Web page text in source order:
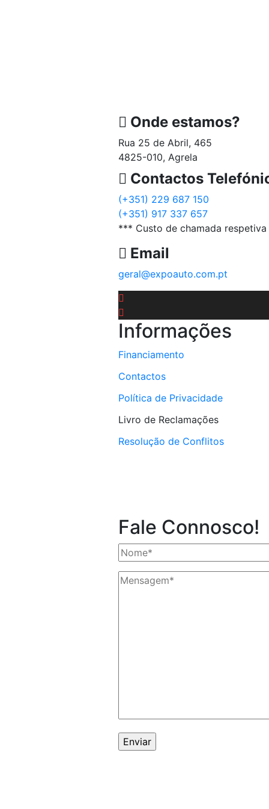
Onde estamos?
Rua 25 de Abril, 465
4825-010, Agrela
Contactos
(+351) 229 687 150
(+351) 917 337 657
*** Custo de chamada
Email
geral@expoauto.com.pt
Informações
Financiamento
Contactos
Política de Privacidade
Livro de Reclamações
Resolução de Conflitos
Fale Connosco!